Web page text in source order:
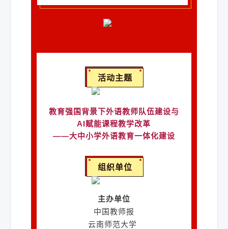
活动主题
教育强国背景下外语教师队伍建设与
AI赋能课程教学改革
——大中小学外语教育一体化建设
组织单位
主办单位
中国教师报
云南师范大学